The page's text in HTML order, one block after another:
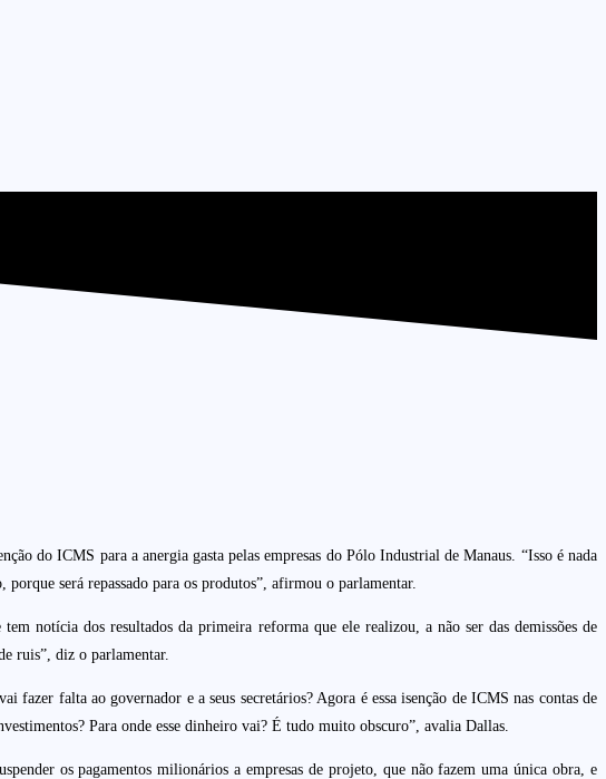
do ICMS para a anergia gasta pelas empresas do Pólo Industrial de Manaus. “Isso é nada
será repassado para os produtos”, afirmou o parlamentar.
notícia dos resultados da primeira reforma que ele realizou, a não ser das demissões de
ruis”, diz o parlamentar.
falta ao governador e a seus secretários? Agora é essa isenção de ICMS nas contas de
Para onde esse dinheiro vai? É tudo muito obscuro”, avalia Dallas.
os pagamentos milionários a empresas de projeto, que não fazem uma única obra, e